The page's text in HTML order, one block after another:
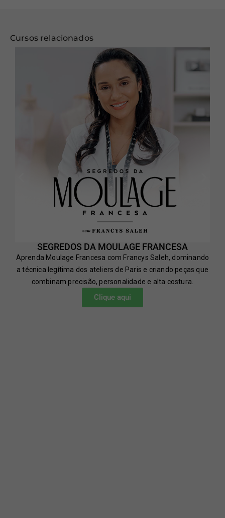
Cursos relacionados
SEGREDOS DA MOULAGE FRANCESA
Aprenda Moulage Francesa com Francys Saleh, dominando
a técnica legítima dos ateliers de Paris e criando peças que
combinam precisão, personalidade e alta costura.
Clique aqui